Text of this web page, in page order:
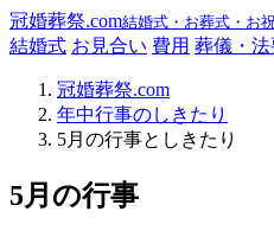
冠婚葬祭.com結婚式・お葬式・お
結婚式 お見合い 費用 葬儀・法
冠婚葬祭.com
年中行事のしきたり
5月の行事としきたり
5月の行事